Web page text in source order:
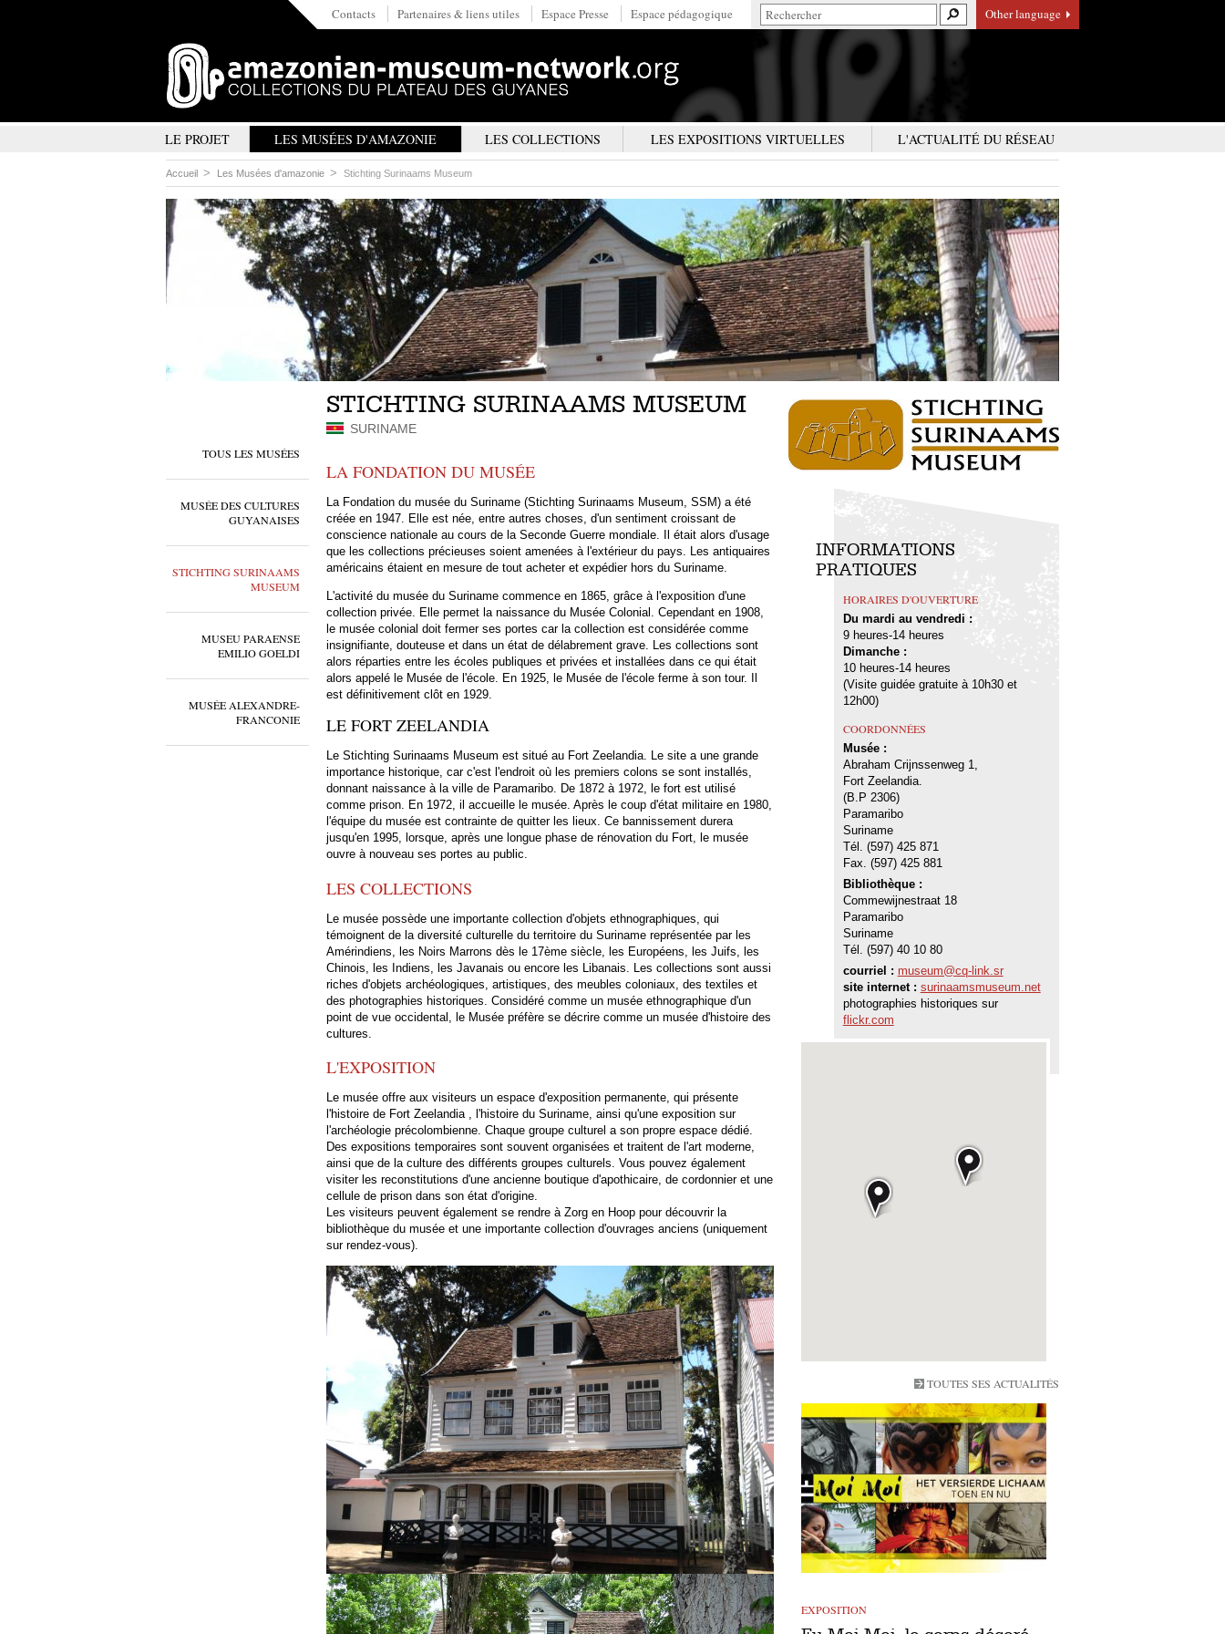
Contacts Partenaires & liens utiles Espace Presse Espace pédagogique Other language
LE PROJET LES MUSÉES D'AMAZONIE LES COLLECTIONS LES EXPOSITIONS VIRTUELLES L'ACTUALITÉ DU RÉSEAU
Accueil Les Musées d'amazonie Stichting Surinaams Museum
TOUS LES MUSÉES
MUSÉE DES CULTURES
GUYANAISES
STICHTING SURINAAMS
MUSEUM
MUSEU PARAENSE
EMILIO GOELDI
MUSÉE ALEXANDRE-
FRANCONIE
STICHTING SURINAAMS MUSEUM
SURINAME
LA FONDATION DU MUSÉE
La Fondation du musée du Suriname (Stichting Surinaams Museum, SSM) a été
créée en 1947. Elle est née, entre autres choses, d'un sentiment croissant de
conscience nationale au cours de la Seconde Guerre mondiale. Il était alors d'usage
que les collections précieuses soient amenées à l'extérieur du pays. Les antiquaires
américains étaient en mesure de tout acheter et expédier hors du Suriname.
L'activité du musée du Suriname commence en 1865, grâce à l'exposition d'une
collection privée. Elle permet la naissance du Musée Colonial. Cependant en 1908,
le musée colonial doit fermer ses portes car la collection est considérée comme
insignifiante, douteuse et dans un état de délabrement grave. Les collections sont
alors réparties entre les écoles publiques et privées et installées dans ce qui était
alors appelé le Musée de l'école. En 1925, le Musée de l'école ferme à son tour. Il
est définitivement clôt en 1929.
LE FORT ZEELANDIA
Le Stichting Surinaams Museum est situé au Fort Zeelandia. Le site a une grande
importance historique, car c'est l'endroit où les premiers colons se sont installés,
donnant naissance à la ville de Paramaribo. De 1872 à 1972, le fort est utilisé
comme prison. En 1972, il accueille le musée. Après le coup d'état militaire en 1980,
l'équipe du musée est contrainte de quitter les lieux. Ce bannissement durera
jusqu'en 1995, lorsque, après une longue phase de rénovation du Fort, le musée
ouvre à nouveau ses portes au public.
LES COLLECTIONS
Le musée possède une importante collection d'objets ethnographiques, qui
témoignent de la diversité culturelle du territoire du Suriname représentée par les
Amérindiens, les Noirs Marrons dès le 17ème siècle, les Européens, les Juifs, les
Chinois, les Indiens, les Javanais ou encore les Libanais. Les collections sont aussi
riches d'objets archéologiques, artistiques, des meubles coloniaux, des textiles et
des photographies historiques. Considéré comme un musée ethnographique d'un
point de vue occidental, le Musée préfère se décrire comme un musée d'histoire des
cultures.
L'EXPOSITION
Le musée offre aux visiteurs un espace d'exposition permanente, qui présente
l'histoire de Fort Zeelandia , l'histoire du Suriname, ainsi qu'une exposition sur
l'archéologie précolombienne. Chaque groupe culturel a son propre espace dédié.
Des expositions temporaires sont souvent organisées et traitent de l'art moderne,
ainsi que de la culture des différents groupes culturels. Vous pouvez également
visiter les reconstitutions d'une ancienne boutique d'apothicaire, de cordonnier et une
cellule de prison dans son état d'origine.
Les visiteurs peuvent également se rendre à Zorg en Hoop pour découvrir la
bibliothèque du musée et une importante collection d'ouvrages anciens (uniquement
sur rendez-vous).
INFORMATIONS
PRATIQUES
HORAIRES D'OUVERTURE
Du mardi au vendredi :
9 heures-14 heures
Dimanche :
10 heures-14 heures
(Visite guidée gratuite à 10h30 et
12h00)
COORDONNÉES
Musée :
Abraham Crijnssenweg 1,
Fort Zeelandia.
(B.P 2306)
Paramaribo
Suriname
Tél. (597) 425 871
Fax. (597) 425 881
Bibliothèque :
Commewijnestraat 18
Paramaribo
Suriname
Tél. (597) 40 10 80
courriel : museum@cq-link.sr
site internet : surinaamsmuseum.net
photographies historiques sur
flickr.com
TOUTES SES ACTUALITÉS
EXPOSITION